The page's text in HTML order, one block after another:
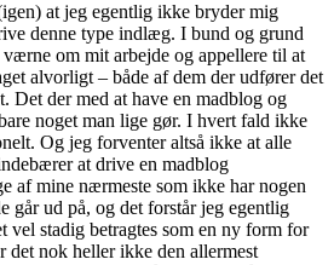
at jeg egentlig ikke bryder mig
denne type indlæg. I bund og grund
om mit arbejde og appellere til at
alvorligt – både af dem der udfører det
Det der med at have en madblog og
noget man lige gør. I hvert fald ikke
Og jeg forventer altså ikke at alle
at drive en madblog
af mine nærmeste som ikke har nogen
går ud på, og det forstår jeg egentlig
vel stadig betragtes som en ny form for
det nok heller ikke den allermest